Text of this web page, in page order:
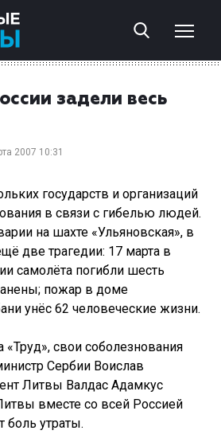
задели весь
2007 10:31
государств и организаций
в связи с гибелью людей.
на шахте «Ульяновская», в
две трагедии: 17 марта в
самолёта погибли шесть
пожар в доме
унёс 62 человеческие жизни.
«Труд», свои соболезнования
Сербии Воислав
Литвы Валдас Адамкус
вместе со всей Россией
боль утраты.